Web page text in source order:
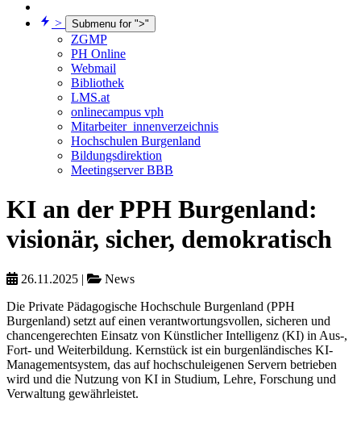
> Submenu for ">"
ZGMP
PH Online
Webmail
Bibliothek
LMS.at
onlinecampus vph
Mitarbeiter_innenverzeichnis
Hochschulen Burgenland
Bildungsdirektion
Meetingserver BBB
KI an der PPH Burgenland:
visionär, sicher, demokratisch
26.11.2025 |
News
Die Private Pädagogische Hochschule Burgenland (PPH
Burgenland) setzt auf einen verantwortungsvollen, sicheren und
chancengerechten Einsatz von Künstlicher Intelligenz (KI) in Aus-,
Fort- und Weiterbildung. Kernstück ist ein burgenländisches KI-
Managementsystem, das auf hochschuleigenen Servern betrieben
wird und die Nutzung von KI in Studium, Lehre, Forschung und
Verwaltung gewährleistet.